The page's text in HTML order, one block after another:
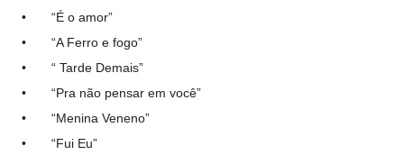
• “É o amor”
• “A Ferro e fogo”
• “ Tarde Demais”
• “Pra não pensar em você”
• “Menina Veneno”
• “Fui Eu”